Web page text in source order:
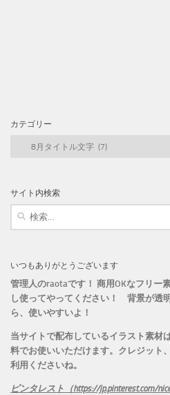
カテゴリー
ー
サイト内検索
検
いつもありがとうございます
管理人のraotaです！ 商用OKなフリー
し使ってやってください！ 背景が透
ら、 使いやすいよ！
当サイトで配布しているイラスト素材
料でお使いいただけます。 クレジット
利用くださいね。
ピンタレスト（https://jp.pinterest.com/